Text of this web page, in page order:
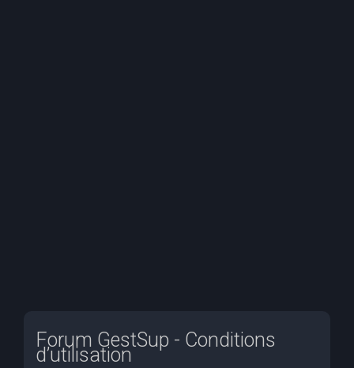
Forum GestSup - Conditions
d’utilisation